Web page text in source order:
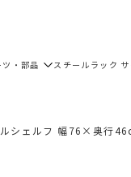
・部品 スチールラック
ルシェルフ 幅76×奥行